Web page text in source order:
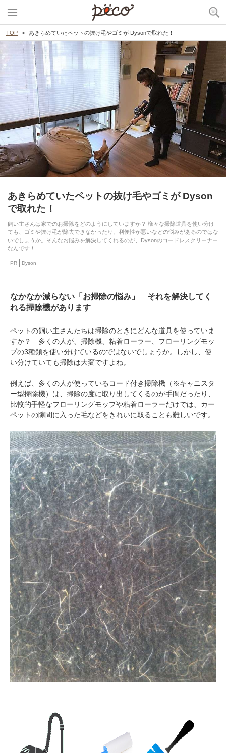
TOP あきらめていたペットの抜け毛やゴミが Dysonで取れた！
あきらめていたペットの抜け毛やゴミが Dyson
で取れた！
飼い主さんは家でのお掃除をどのようにしていますか？ 様々な掃除道具を使い分け
ても、ゴミや抜け毛が除去できなかったり、利便性が悪いなどの悩みがあるのではな
いでしょうか。そんなお悩みを解決してくれるのが、Dysonのコードレスクリーナー
なんです！
PR Dyson
なかなか減らない「お掃除の悩み」 それを解決してく
れる掃除機があります
ペットの飼い主さんたちは掃除のときにどんな道具を使っていま
すか？ 多くの人が、掃除機、粘着ローラー、フローリングモッ
プの3種類を使い分けているのではないでしょうか。しかし、使
い分けていても掃除は大変ですよね。
例えば、多くの人が使っているコード付き掃除機（※キャニスタ
ー型掃除機）は、掃除の度に取り出してくるのが手間だったり、
比較的手軽なフローリングモップや粘着ローラーだけでは、カー
ペットの隙間に入った毛などをきれいに取ることも難しいです。